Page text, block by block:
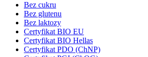
Bez cukru
Bez glutenu
Bez laktozy
Certyfikat BIO EU
Certyfikat BIO Hellas
Certyfikat PDO (ChNP)